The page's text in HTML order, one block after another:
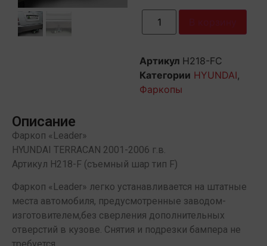
Артикул H218-FC
Категории HYUNDAI,
Фаркопы
Описание
Фаркоп «Leader»
HYUNDAI TERRACAN 2001-2006 г.в.
Артикул H218-F (съемный шар тип F)
Фаркоп «Leader» легко устанавливается на штатные
места автомобиля, предусмотренные заводом-
изготовителем,без сверления дополнительных
отверстий в кузове. Снятия и подрезки бампера не